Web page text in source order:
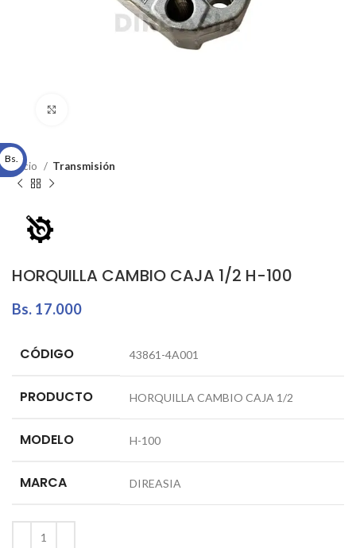
Inicio Transmisión
HORQUILLA CAMBIO CAJA 1/2 H-100
Bs. 17.000
CÓDIGO 43861-4A001
PRODUCTO HORQUILLA CAMBIO CAJA 1/2
MODELO H-100
MARCA DIREASIA
Bs.